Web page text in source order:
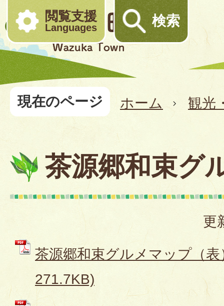
閲覧支援
Languages 検索
現在のページ ホーム 観光
茶源郷和束グ
更
茶源郷和束グルメマップ（
271.7KB)